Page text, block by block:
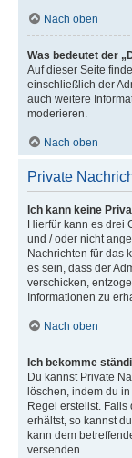
Nach oben
Was bedeutet der
Auf dieser Seite
einschließlich der
auch weitere
moderieren.
Nach oben
Private
Ich kann keine
Hierfür kann es drei
und / oder nicht
Nachrichten für das
es sein, dass der
verschicken,
Informationen zu
Nach oben
Ich bekomme
Du kannst Private
löschen, indem du
Regel erstellst.
erhältst, so kannst
kann dem
versenden.